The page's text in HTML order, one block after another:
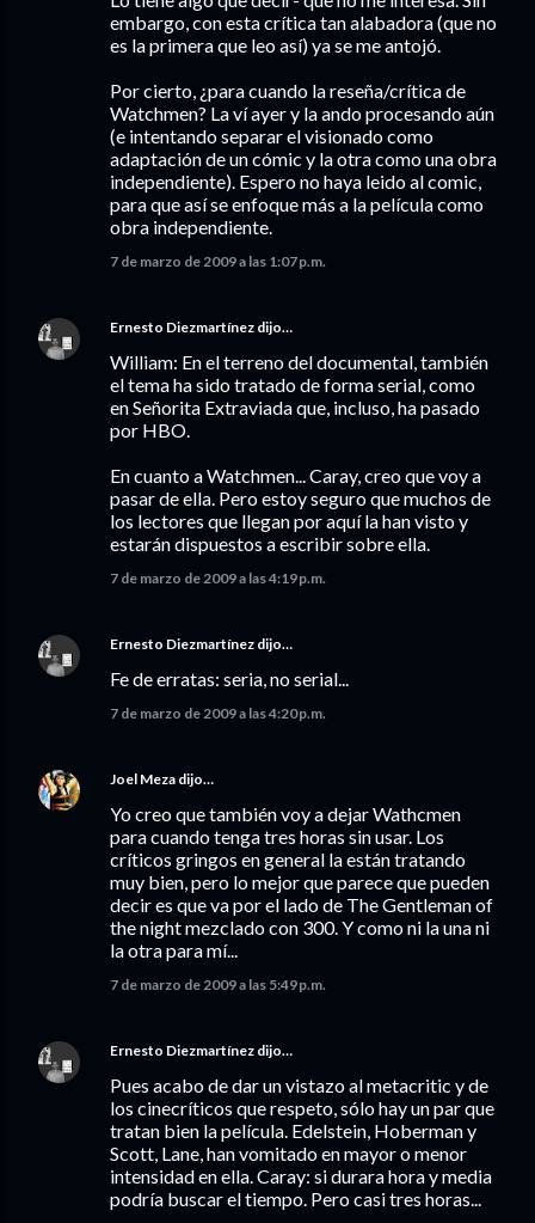
embargo, con esta crítica tan alabadora (que no
es la primera que leo así) ya se me antojó.
Por cierto, ¿para cuando la reseña/crítica de
Watchmen? La ví ayer y la ando procesando aún
(e intentando separar el visionado como
adaptación de un cómic y la otra como una obra
independiente). Espero no haya leido al comic,
para que así se enfoque más a la película como
obra independiente.
7 de marzo de 2009 a las 1:07 p.m.
Ernesto Diezmartínez dijo…
William: En el terreno del documental, también
el tema ha sido tratado de forma serial, como
en Señorita Extraviada que, incluso, ha pasado
por HBO.
En cuanto a Watchmen... Caray, creo que voy a
pasar de ella. Pero estoy seguro que muchos de
los lectores que llegan por aquí la han visto y
estarán dispuestos a escribir sobre ella.
7 de marzo de 2009 a las 4:19 p.m.
Ernesto Diezmartínez dijo…
Fe de erratas: seria, no serial...
7 de marzo de 2009 a las 4:20 p.m.
Joel Meza dijo…
Yo creo que también voy a dejar Wathcmen
para cuando tenga tres horas sin usar. Los
críticos gringos en general la están tratando
muy bien, pero lo mejor que parece que pueden
decir es que va por el lado de The Gentleman of
the night mezclado con 300. Y como ni la una ni
la otra para mí...
7 de marzo de 2009 a las 5:49 p.m.
Ernesto Diezmartínez dijo…
Pues acabo de dar un vistazo al metacritic y de
los cinecríticos que respeto, sólo hay un par que
tratan bien la película. Edelstein, Hoberman y
Scott, Lane, han vomitado en mayor o menor
intensidad en ella. Caray: si durara hora y media
podría buscar el tiempo. Pero casi tres horas...